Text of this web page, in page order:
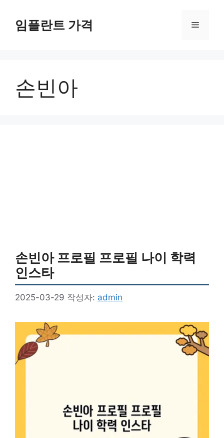
임플란트 가격 메
손빈아
손빈아 프로필 프로필 나이 학력
인스타
2025-03-29 작성자: admin